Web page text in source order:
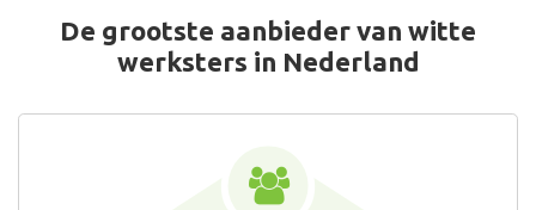
De grootste aanbieder van witte
werksters in Nederland